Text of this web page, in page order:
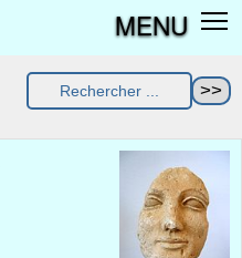
MENU